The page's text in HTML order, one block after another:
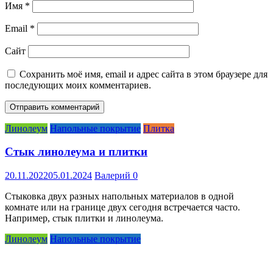
Имя *
Email *
Сайт
Сохранить моё имя, email и адрес сайта в этом браузере для
последующих моих комментариев.
Линолеум Напольные покрытие Плитка
Стык линолеума и плитки
20.11.202205.01.2024 Валерий 0
Стыковка двух разных напольных материалов в одной
комнате или на границе двух сегодня встречается часто.
Например, стык плитки и линолеума.
Линолеум Напольные покрытие